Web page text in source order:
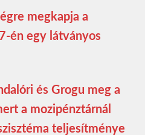
megkapja a
én egy látványos
és Grogu meg a
a mozipénztárnál
teljesítménye